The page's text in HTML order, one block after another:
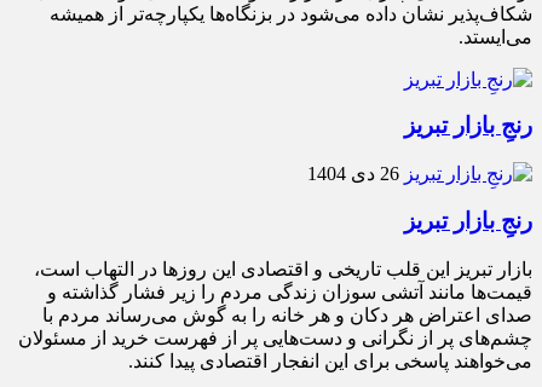
شکاف‌پذیر نشان داده می‌شود در بزنگاه‌ها یکپارچه‌تر از همیشه
می‌ایستد.
رنجِ بازار تبریز
26 دی 1404
رنجِ بازار تبریز
بازار تبریز این قلب تاریخی و اقتصادی این روزها در التهاب است،
قیمت‌ها مانند آتشی سوزان زندگی مردم را زیر فشار گذاشته و
صدای اعتراض هر دکان و هر خانه را به گوش می‌رساند مردم با
چشم‌های پر از نگرانی و دست‌هایی پر از فهرست خرید از مسئولان
می‌خواهند پاسخی برای این انفجار اقتصادی پیدا کنند.